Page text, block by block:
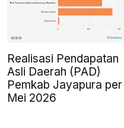
Realisasi Pendapatan
Asli Daerah (PAD)
Pemkab Jayapura per
Mei 2026